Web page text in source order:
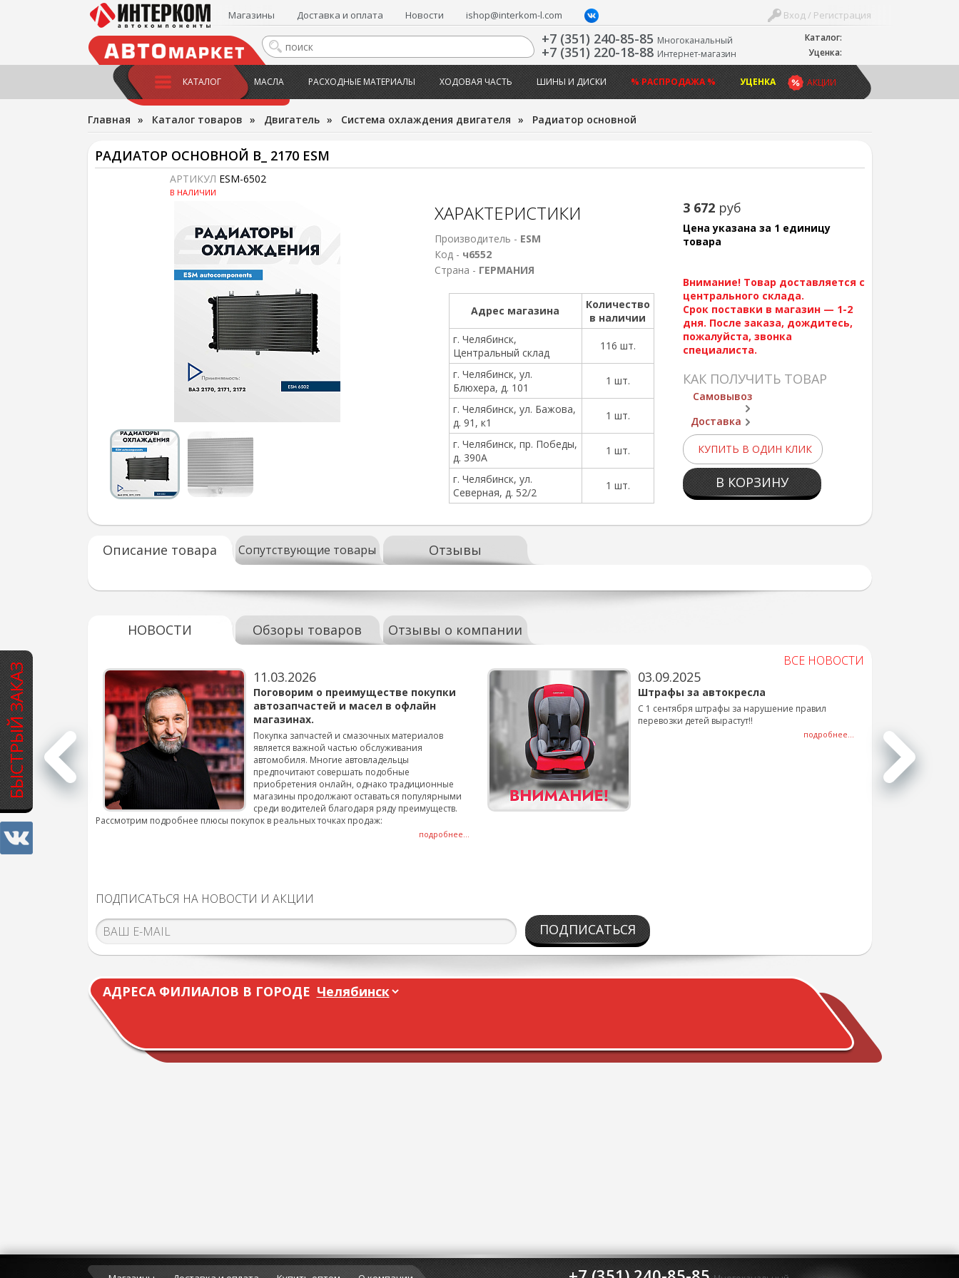
БЫСТРЫЙ ЗАКАЗ
Каталог:
Уценка:
Вход / Регистрация
Магазины Доставка и оплата Новости ishop@interkom-l.com
+7 (351) 240-85-85 Многоканальный
+7 (351) 220-18-88 Интернет-магазин
АКЦИИ
КАТАЛОГ МАСЛА РАСХОДНЫЕ МАТЕРИАЛЫ ХОДОВАЯ ЧАСТЬ ШИНЫ И ДИСКИ % РАСПРОДАЖА % УЦЕНКА
Главная » Каталог товаров » Двигатель » Система охлаждения двигателя » Радиатор основной
РАДИАТОР ОСНОВНОЙ В_ 2170 ESM
АРТИКУЛ ESM-6502
В НАЛИЧИИ
3 672 руб
Цена указана за 1 единицу
товара
Внимание! Товар доставляется с
центрального склада.
Срок поставки в магазин — 1-2
дня. После заказа, дождитесь,
пожалуйста, звонка
специалиста.
КАК ПОЛУЧИТЬ ТОВАР
Самовывоз
Доставка
КУПИТЬ В ОДИН КЛИК
В КОРЗИНУ
ХАРАКТЕРИСТИКИ
Производитель - ESM
Код - ч6552
Страна - ГЕРМАНИЯ
Адрес магазина
Количество
в наличии
г. Челябинск,
Центральный склад
116 шт.
г. Челябинск, ул.
Блюхера, д. 101
1 шт.
г. Челябинск, ул. Бажова,
д. 91, к1
1 шт.
г. Челябинск, пр. Победы,
д. 390А
1 шт.
г. Челябинск, ул.
Северная, д. 52/2
1 шт.
Описание товара Сопутствующие товары Отзывы
НОВОСТИ Обзоры товаров Отзывы о компании
ВСЕ НОВОСТИ
для
смены шин на
подробнее...
11.03.2026
Поговорим о преимуществе покупки
автозапчастей и масел в офлайн
магазинах.
Покупка запчастей и смазочных материалов
является важной частью обслуживания
автомобиля. Многие автовладельцы
предпочитают совершать подобные
приобретения онлайн, однако традиционные
магазины продолжают оставаться популярными
среди водителей благодаря ряду преимуществ.
Рассмотрим подробнее плюсы покупок в реальных точках продаж:
подробнее...
03.09.2025
Штрафы за автокресла
С 1 сентября штрафы за нарушение правил
перевозки детей вырастут!!
подробнее...
ПОДПИСАТЬСЯ НА НОВОСТИ И АКЦИИ
ПОДПИСАТЬСЯ
АДРЕСА ФИЛИАЛОВ В ГОРОДЕ